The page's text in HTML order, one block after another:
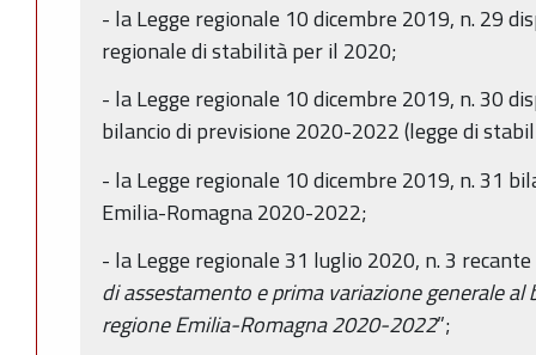
- la Legge regionale 10 dicembre 2019, n. 29
regionale di stabilità per il 2020;
- la Legge regionale 10 dicembre 2019, n. 30
bilancio di previsione 2020-2022 (legge di
- la Legge regionale 10 dicembre 2019, n. 31
Emilia-Romagna 2020-2022;
- la Legge regionale 31 luglio 2020, n. 3 recante
di assestamento e prima variazione generale
regione Emilia-Romagna 2020-2022”;